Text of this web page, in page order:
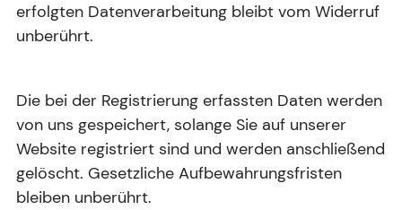
erfolgten Datenverarbeitung bleibt vom Widerruf
unberührt.
Die bei der Registrierung erfassten Daten werden
von uns gespeichert, solange Sie auf unserer
Website registriert sind und werden anschließend
gelöscht. Gesetzliche Aufbewahrungsfristen
bleiben unberührt.